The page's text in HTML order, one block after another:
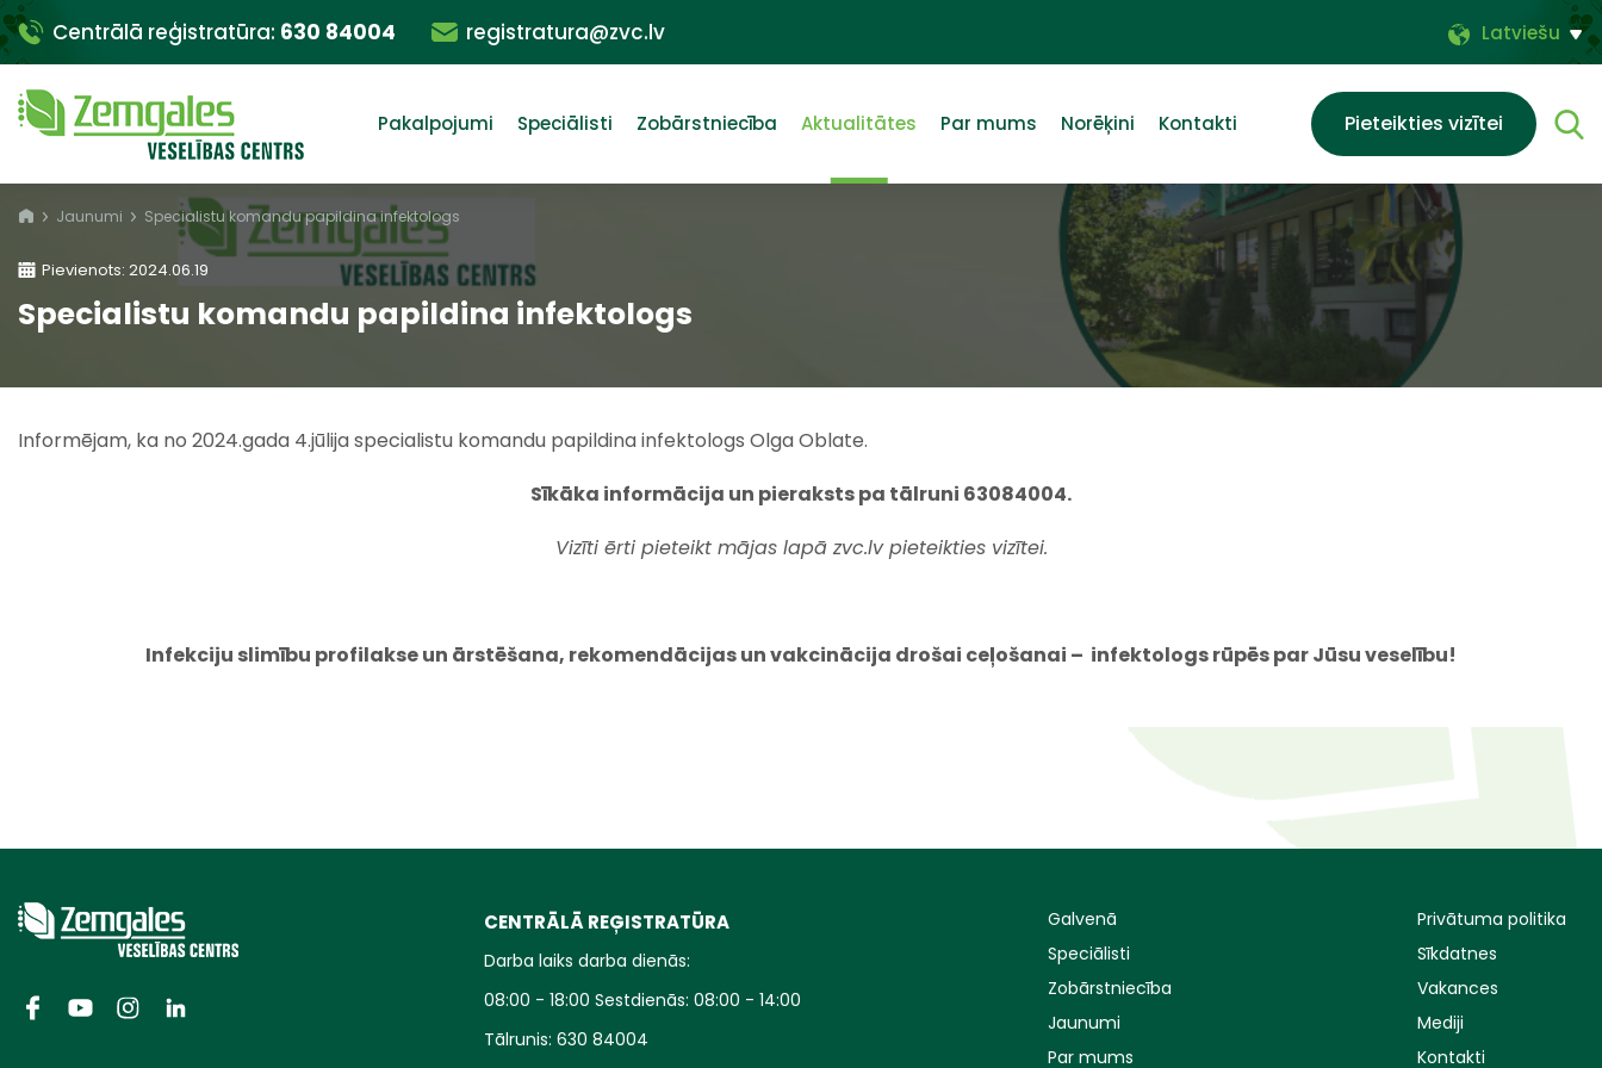
Centrālā reģistratūra: 630 84004 registratura@zvc.lv Latviešu
Pakalpojumi Speciālisti Zobārstniecība Aktualitātes Par mums Norēķini Kontakti Pieteikties vizītei
Jaunumi Specialistu komandu papildina infektologs
Pievienots: 2024.06.19
Specialistu komandu papildina infektologs
Informējam, ka no 2024.gada 4.jūlija specialistu komandu papildina infektologs Olga Oblate.
Sīkāka informācija un pieraksts pa tālruni 63084004.
Vizīti ērti pieteikt mājas lapā zvc.lv pieteikties vizītei.
Infekciju slimību profilakse un ārstēšana, rekomendācijas un vakcinācija drošai ceļošanai – infektologs rūpēs par Jūsu veselību!
CENTRĀLĀ REĢISTRATŪRA
Darba laiks darba dienās:
08:00 - 18:00 Sestdienās: 08:00 - 14:00
Tālrunis:630 84004
Galvenā
Speciālisti
Zobārstniecība
Jaunumi
Par mums
Privātuma politika
Sīkdatnes
Vakances
Mediji
Kontakti